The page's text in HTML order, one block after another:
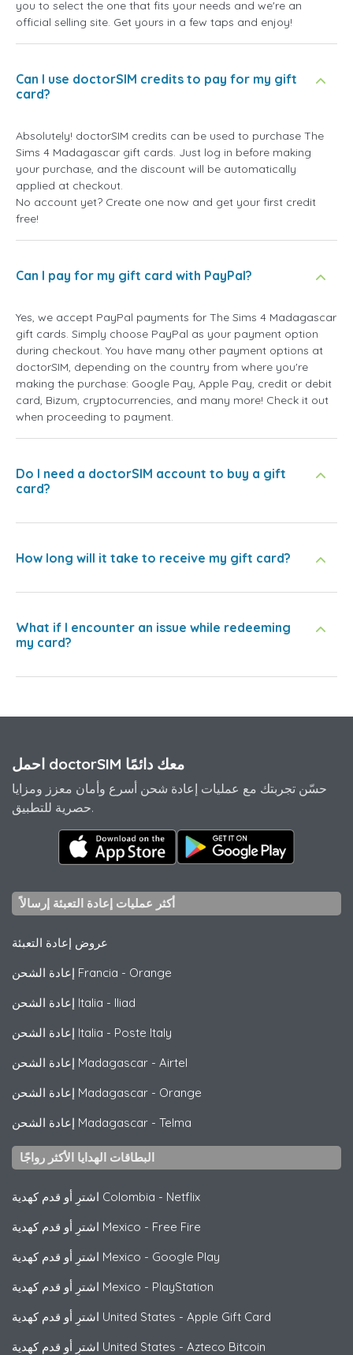
you to select the one that fits your needs and we're an
official selling site. Get yours in a few taps and enjoy!
Can I use doctorSIM credits to pay for my gift
card?
Absolutely! doctorSIM credits can be used to purchase The
Sims 4 Madagascar gift cards. Just log in before making
your purchase, and the discount will be automatically
applied at checkout.
No account yet? Create one now and get your first credit
free!
Can I pay for my gift card with PayPal?
Yes, we accept PayPal payments for The Sims 4 Madagascar
gift cards. Simply choose PayPal as your payment option
during checkout. You have many other payment options at
doctorSIM, depending on the country from where you're
making the purchase: Google Pay, Apple Pay, credit or debit
card, Bizum, cryptocurrencies, and many more! Check it out
when proceeding to payment.
Do I need a doctorSIM account to buy a gift
card?
How long will it take to receive my gift card?
What if I encounter an issue while redeeming
my card?
احمل doctorSIM معك دائمًا
حسّن تجربتك مع عمليات إعادة شحن أسرع وأمان معزز ومزايا
حصرية للتطبيق.
أكثر عمليات إعادة التعبئة إرسالاً
عروض إعادة التعبئة
إعادة الشحن Francia - Orange
إعادة الشحن Italia - Iliad
إعادة الشحن Italia - Poste Italy
إعادة الشحن Madagascar - Airtel
إعادة الشحن Madagascar - Orange
إعادة الشحن Madagascar - Telma
البطاقات الهدايا الأكثر رواجًا
اشترِ أو قدم كهدية Colombia - Netflix
اشترِ أو قدم كهدية Mexico - Free Fire
اشترِ أو قدم كهدية Mexico - Google Play
اشترِ أو قدم كهدية Mexico - PlayStation
اشترِ أو قدم كهدية United States - Apple Gift Card
اشترِ أو قدم كهدية United States - Azteco Bitcoin